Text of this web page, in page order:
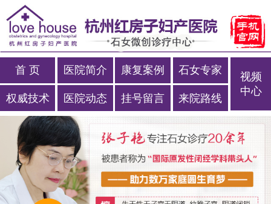
首 页 医院简介 康复案例 石女专家
权威技术 医院动态 挂号留言 来院路线
视频
中心